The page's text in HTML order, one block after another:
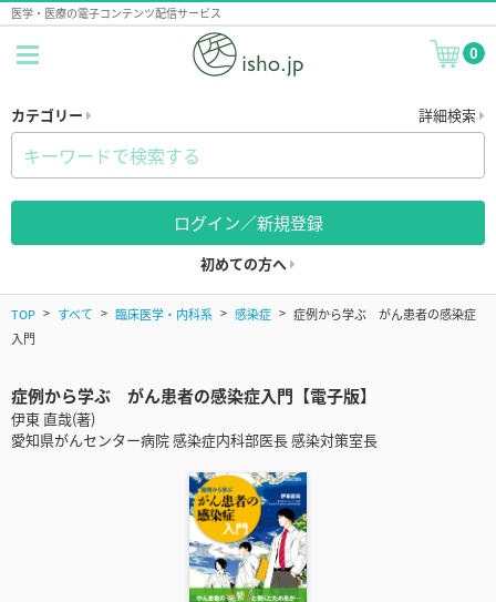
医学・医療の電子コンテンツ配信サービス
0
カテゴリー 詳細検索
ログイン／新規登録
初めての方へ
TOP すべて 臨床医学・内科系 感染症
症例から学ぶ がん患者の感染症
入門
症例から学ぶ がん患者の感染症入門【電子版】
伊東 直哉(著)
愛知県がんセンター病院 感染症内科部医長 感染対策室長